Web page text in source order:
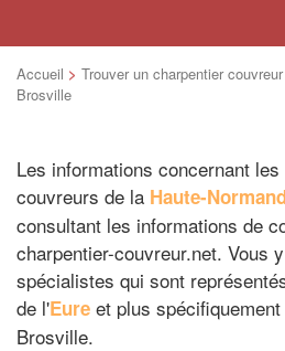
Accueil > Trouver un charpentier couvreur
Brosville
Les informations concernant
couvreurs de la Haute-
consultant les informations de
charpentier-couvreur.net. Vous
spécialistes qui sont
de l'Eure et plus
Brosville.